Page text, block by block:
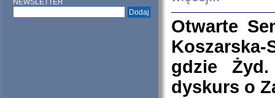
NEWSLETTER
Otwarte
Koszarska-
gdzie
dyskurs o